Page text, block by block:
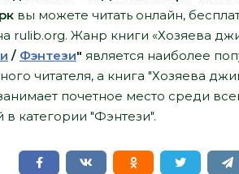
вы можете читать онлайн,
rulib.org. Жанр книги «Хозяева
/ Фэнтези" является наиболее
читателя, а книга "Хозяева
почетное место среди
категории "Фэнтези".